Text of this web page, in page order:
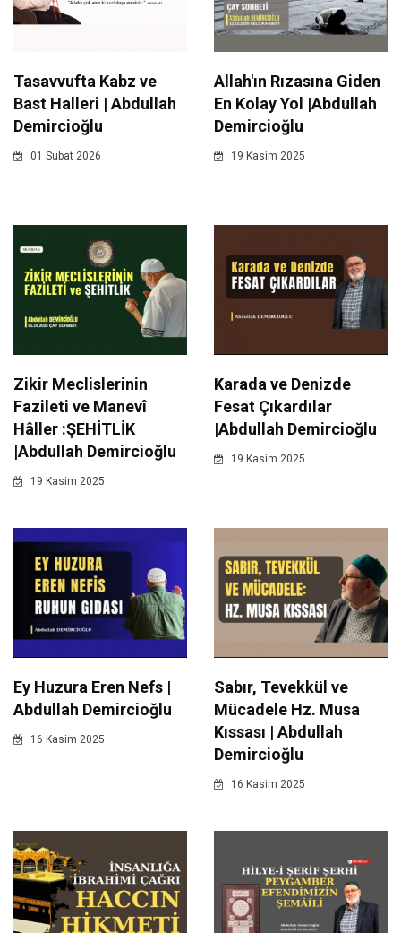
Tasavvufta Kabz ve
Bast Halleri | Abdullah
Demircioğlu
01 Subat 2026
Allah'ın Rızasına Giden
En Kolay Yol |Abdullah
Demircioğlu
19 Kasim 2025
Zikir Meclislerinin
Fazileti ve Manevî
Hâller :ŞEHİTLİK
|Abdullah Demircioğlu
19 Kasim 2025
Karada ve Denizde
Fesat Çıkardılar
|Abdullah Demircioğlu
19 Kasim 2025
Ey Huzura Eren Nefs |
Abdullah Demircioğlu
16 Kasim 2025
Sabır, Tevekkül ve
Mücadele Hz. Musa
Kıssası | Abdullah
Demircioğlu
16 Kasim 2025